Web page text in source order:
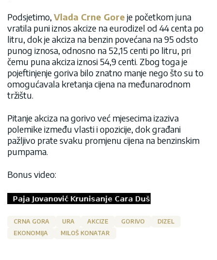
Podsjetimo, Vlada Crne Gore je početkom juna
vratila puni iznos akcize na eurodizel od 44 centa po
litru, dok je akciza na benzin povećana na 95 odsto
punog iznosa, odnosno na 52,15 centi po litru, pri
čemu puna akciza iznosi 54,9 centi. Zbog toga je
pojeftinjenje goriva bilo znatno manje nego što su to
omogućavala kretanja cijena na međunarodnom
tržištu.
Pitanje akciza na gorivo već mjesecima izaziva
polemike između vlasti i opozicije, dok građani
pažljivo prate svaku promjenu cijena na benzinskim
pumpama.
Bonus video:
CRNA GORA URA AKCIZE GORIVO
DIZEL
EKONOMIJA
MILOŠ KONATAR